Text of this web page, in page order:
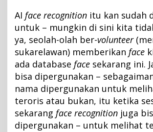
AI face recognition itu kan sudah
untuk – mungkin di sini kita
ya, seolah-olah ber-volunteer
sukarelawan) memberikan face
ada database face sekarang ini.
bisa dipergunakan –
nama dipergunakan untuk
teroris atau bukan, itu ketika
sekarang face recognition juga
dipergunakan – untuk melihat